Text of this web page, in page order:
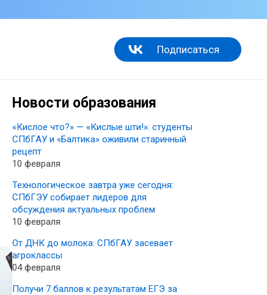
Подписаться
Новости образования
«Кислое что?» — «Кислые шти!»: студенты
СПбГАУ и «Балтика» оживили старинный
рецепт
10 февраля
Технологическое завтра уже сегодня:
СПбГЭУ собирает лидеров для
обсуждения актуальных проблем
10 февраля
От ДНК до молока: СПбГАУ засевает
агроклассы
04 февраля
Получи 7 баллов к результатам ЕГЭ за